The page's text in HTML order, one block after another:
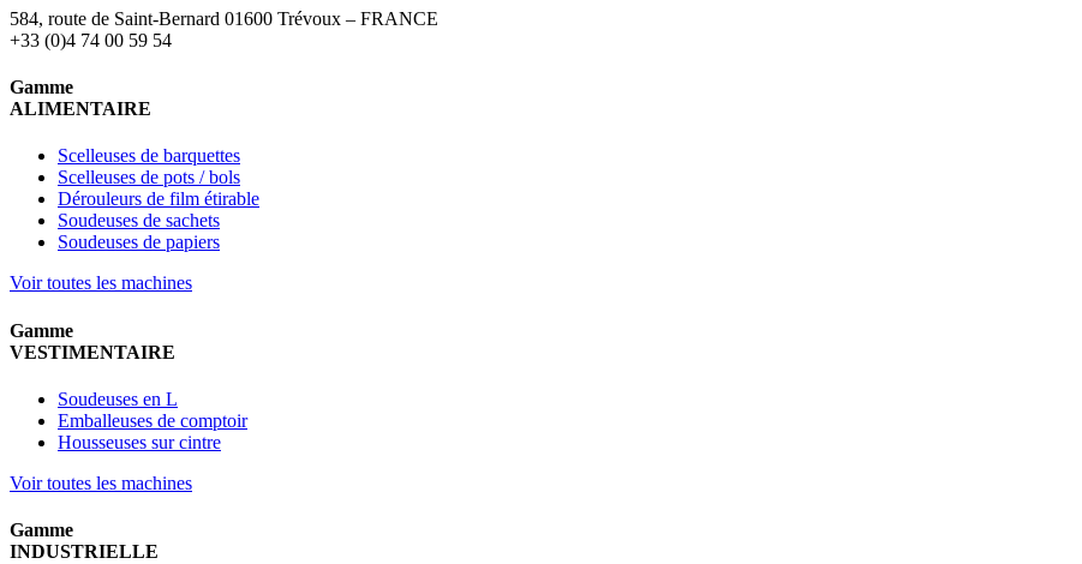
584, route de Saint-Bernard 01600 Trévoux – FRANCE
+33 (0)4 74 00 59 54
Gamme
ALIMENTAIRE
Scelleuses de barquettes
Scelleuses de pots / bols
Dérouleurs de film étirable
Soudeuses de sachets
Soudeuses de papiers
Voir toutes les machines
Gamme
VESTIMENTAIRE
Soudeuses en L
Emballeuses de comptoir
Housseuses sur cintre
Voir toutes les machines
Gamme
INDUSTRIELLE